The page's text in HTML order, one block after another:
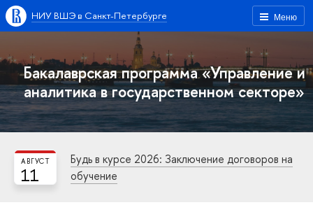
Меню
НИУ ВШЭ в Санкт-Петербурге
Бакалаврская программа «Управление и
аналитика в государственном секторе»
11
АВГУСТ
Будь в курсе 2026: Заключение договоров на
обучение